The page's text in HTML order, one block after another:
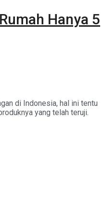
Hanya 5
di Indonesia, hal ini tentu
yang telah teruji.